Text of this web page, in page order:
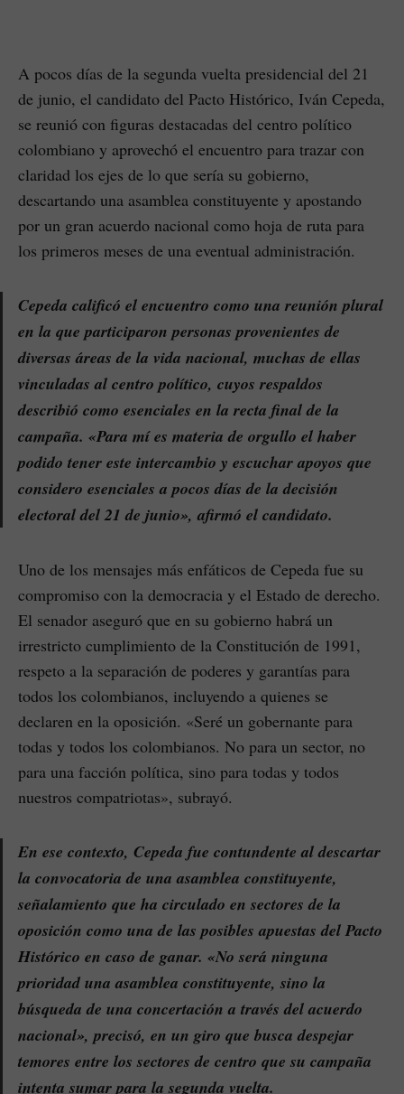
A pocos días de la segunda vuelta presidencial del 21
de junio, el candidato del Pacto Histórico, Iván Cepeda,
se reunió con figuras destacadas del centro político
colombiano y aprovechó el encuentro para trazar con
claridad los ejes de lo que sería su gobierno,
descartando una asamblea constituyente y apostando
por un gran acuerdo nacional como hoja de ruta para
los primeros meses de una eventual administración.
Cepeda calificó el encuentro como una reunión plural
en la que participaron personas provenientes de
diversas áreas de la vida nacional, muchas de ellas
vinculadas al centro político, cuyos respaldos
describió como esenciales en la recta final de la
campaña. «Para mí es materia de orgullo el haber
podido tener este intercambio y escuchar apoyos que
considero esenciales a pocos días de la decisión
electoral del 21 de junio», afirmó el candidato.
Uno de los mensajes más enfáticos de Cepeda fue su
compromiso con la democracia y el Estado de derecho.
El senador aseguró que en su gobierno habrá un
irrestricto cumplimiento de la Constitución de 1991,
respeto a la separación de poderes y garantías para
todos los colombianos, incluyendo a quienes se
declaren en la oposición. «Seré un gobernante para
todas y todos los colombianos. No para un sector, no
para una facción política, sino para todas y todos
nuestros compatriotas», subrayó.
En ese contexto, Cepeda fue contundente al descartar
la convocatoria de una asamblea constituyente,
señalamiento que ha circulado en sectores de la
oposición como una de las posibles apuestas del Pacto
Histórico en caso de ganar. «No será ninguna
prioridad una asamblea constituyente, sino la
búsqueda de una concertación a través del acuerdo
nacional», precisó, en un giro que busca despejar
temores entre los sectores de centro que su campaña
intenta sumar para la segunda vuelta.